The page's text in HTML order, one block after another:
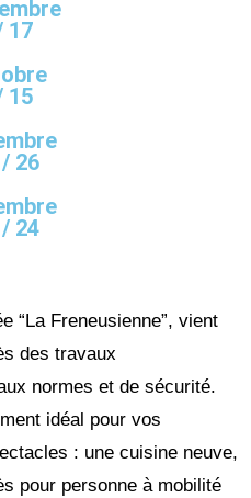
17
15
26
24
“La Freneusienne”, vient
des travaux
normes et de sécurité.
idéal pour vos
: une cuisine neuve,
pour personne à mobilité